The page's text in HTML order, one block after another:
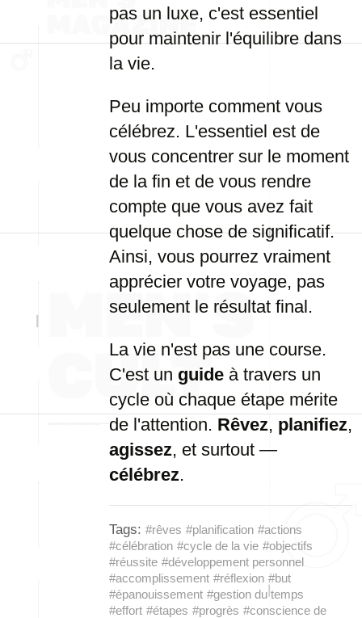
pas un luxe, c'est essentiel
pour maintenir l'équilibre dans
la vie.
Peu importe comment vous
célébrez. L'essentiel est de
vous concentrer sur le moment
de la fin et de vous rendre
compte que vous avez fait
quelque chose de significatif.
Ainsi, vous pourrez vraiment
apprécier votre voyage, pas
seulement le résultat final.
La vie n'est pas une course.
C'est un guide à travers un
cycle où chaque étape mérite
de l'attention. Rêvez, planifiez,
agissez, et surtout —
célébrez.
Tags: #rêves #planification #actions
#célébration #cycle de la vie #objectifs
#réussite #développement personnel
#accomplissement #réflexion #but
#épanouissement #gestion du temps
#effort #étapes #progrès #conscience de